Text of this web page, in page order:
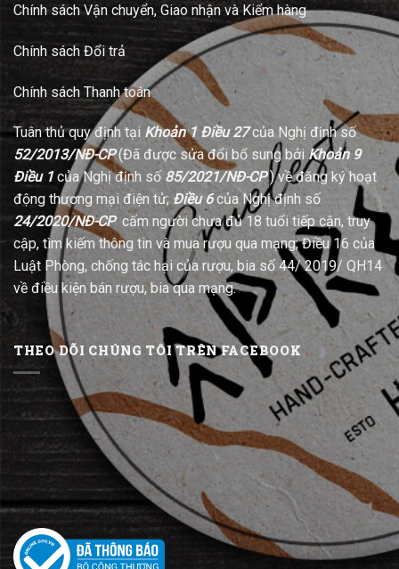
Chính sách Vận chuyển, Giao nhận và Kiểm hàng
Chính sách Đổi trả
Chính sách Thanh toán
Tuân thủ quy định tại Khoản 1 Điều 27của Nghị định số
52/2013/NĐ-CP(Đã được sửa đổi bổ sung bởi Khoản 9
Điều 1của Nghị định số 85/2021/NĐ-CP) về đăng ký hoạt
động thương mại điện tử; Điều 6của Nghị định số
24/2020/NĐ-CPcấm người chưa đủ 18 tuổi tiếp cận, truy
cập, tìm kiếm thông tin và mua rượu qua mạng; Điều 16 của
Luật Phòng, chống tác hại của rượu, bia số 44/ 2019/ QH14
về điều kiện bán rượu, bia qua mạng.
THEO DÕI CHÚNG TÔI TRÊN FACEBOOK